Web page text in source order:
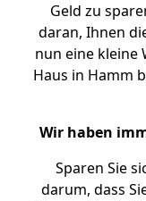
Geld zu
daran, Ihnen
nun eine kleine
Haus in Hamm
Wir haben
Sparen Sie
darum, dass